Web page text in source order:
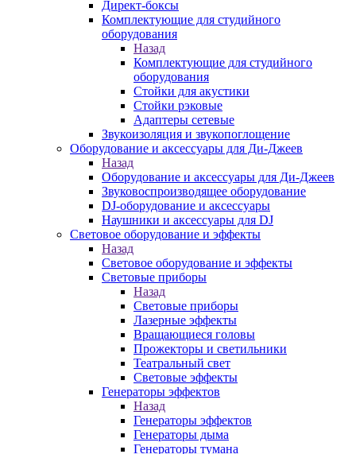
Директ-боксы
Комплектующие для студийного
оборудования
Назад
Комплектующие для студийного
оборудования
Стойки для акустики
Стойки рэковые
Адаптеры сетевые
Звукоизоляция и звукопоглощение
Оборудование и аксессуары для Ди-Джеев
Назад
Оборудование и аксессуары для Ди-Джеев
Звуковоспроизводящее оборудование
DJ-оборудование и аксессуары
Наушники и аксессуары для DJ
Световое оборудование и эффекты
Назад
Световое оборудование и эффекты
Световые приборы
Назад
Световые приборы
Лазерные эффекты
Вращающиеся головы
Прожекторы и светильники
Театральный свет
Световые эффекты
Генераторы эффектов
Назад
Генераторы эффектов
Генераторы дыма
Генераторы тумана